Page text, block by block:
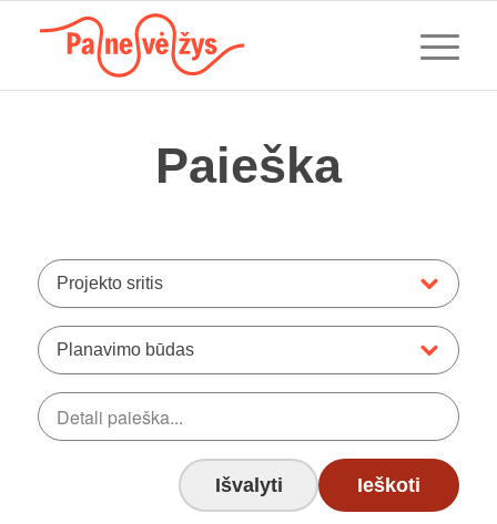
Paieška
Projekto sritis
Planavimo būdas
Išvalyti Ieškoti